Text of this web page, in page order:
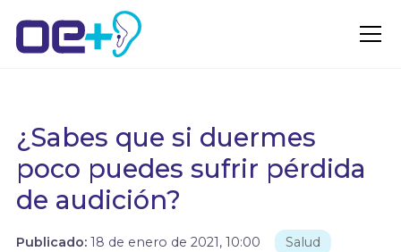
¿Sabes que si duermes
poco puedes sufrir pérdida
de audición?
Publicado: 18 de enero de 2021, 10:00 Salud